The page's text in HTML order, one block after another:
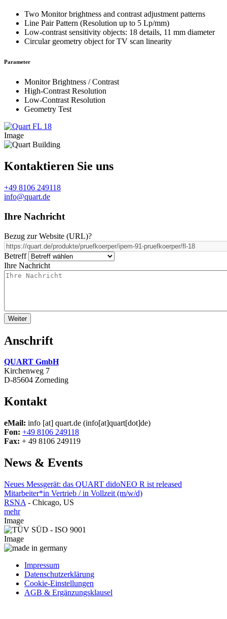
Two Monitor brightness and contrast adjustment patterns
Line Pair Pattern (Resolution up to 5 Lp/mm)
Low-contrast sensitivity objects: 18 details, 11 mm diameter
Circular geometry object for TV scan linearity
Parameter
Monitor Brightness / Contrast
High-Contrast Resolution
Low-Contrast Resolution
Geometry Test
Image
Kontaktieren Sie uns
+49 8106 249118
info@quart.de
Ihre Nachricht
Bezug zur Website (URL)?
Betreff
Ihre Nachricht
Anschrift
QUART GmbH
Kirchenweg 7
D-85604 Zorneding
Kontakt
eMail: info [at] quart.de (info[at]quart[dot]de)
Fon: +49 8106 249118
Fax: + 49 8106 249119
News & Events
Neues Messgerät: das QUART didoNEO R ist released
Mitarbeiter*in Vertrieb / in Vollzeit (m/w/d)
RSNA - Chicago, US
mehr
Image
Image
Impressum
Datenschutzerklärung
Cookie-Einstellungen
AGB & Ergänzungsklausel